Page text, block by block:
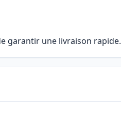
garantir une livraison rapide.